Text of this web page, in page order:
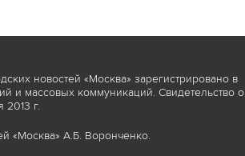
новостей «Москва» зарегистрировано в
и массовых коммуникаций. Свидетельство о
г.
«Москва» А.Б. Воронченко.